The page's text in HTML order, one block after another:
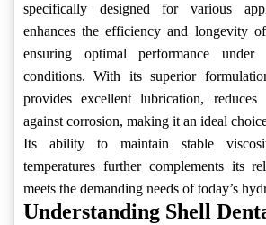
specifically designed for various
enhances the efficiency and longevity
ensuring optimal performance under
conditions. With its superior
provides excellent lubrication, reduces
against corrosion, making it an ideal
Its ability to maintain stable
temperatures further complements its
meets the demanding needs of today’s
Understanding Shell